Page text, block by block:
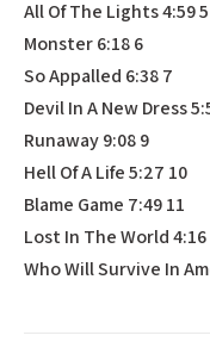
5 All Of The Lights 4:59
6 Monster 6:18
7 So Appalled 6:38
9 Runaway 9:08
10 Hell Of A Life 5:27
11 Blame Game 7:49